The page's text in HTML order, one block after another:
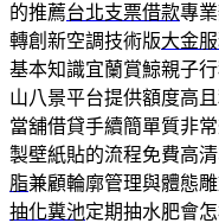
的推薦台北支票借款專
轉創新空調技術版大金
基本知識宜蘭賞鯨親子
山八景平台提供額度高
當舖借貸手續簡單質非
製壁紙貼的流程免費高
脂兼顧輪廓管理與體態
抽化糞池定期抽水肥會